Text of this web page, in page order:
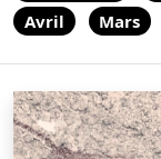
Avril
Mars